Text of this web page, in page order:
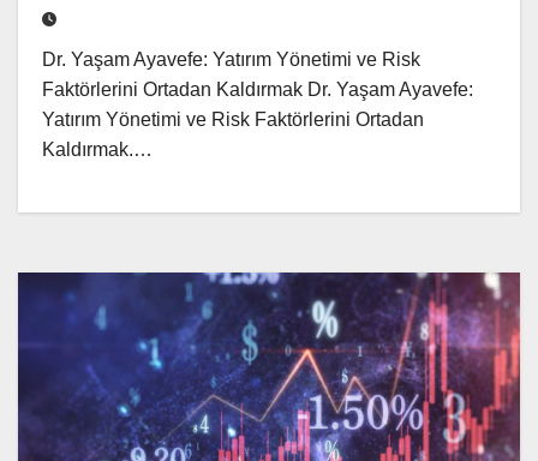
Dr. Yaşam Ayavefe: Yatırım Yönetimi ve Risk
Faktörlerini Ortadan Kaldırmak Dr. Yaşam Ayavefe:
Yatırım Yönetimi ve Risk Faktörlerini Ortadan
Kaldırmak.…